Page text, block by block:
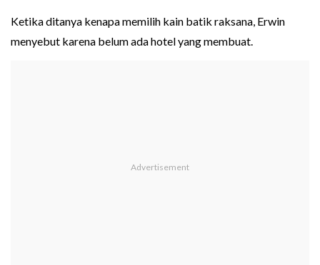
Ketika ditanya kenapa memilih kain batik raksana, Erwin
menyebut karena belum ada hotel yang membuat.